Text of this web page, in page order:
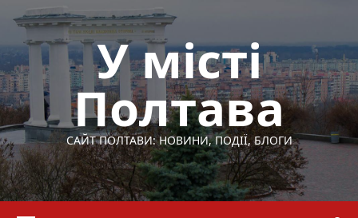
Перейти
вмісту
У місті
Полтава
САЙТ ПОЛТАВИ: НОВИНИ, ПОДІЇ, БЛОГИ